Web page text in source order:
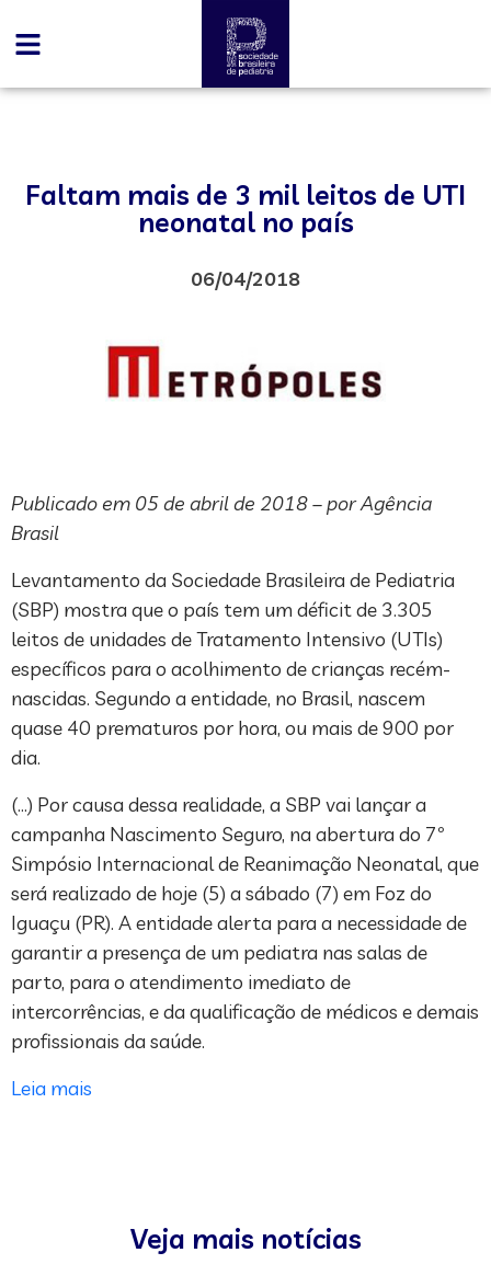
Faltam mais de 3 mil leitos de UTI
neonatal no país
06/04/2018
Publicado em 05 de abril de 2018 – por Agência
Brasil
Levantamento da Sociedade Brasileira de Pediatria
(SBP) mostra que o país tem um déficit de 3.305
leitos de unidades de Tratamento Intensivo (UTIs)
específicos para o acolhimento de crianças recém-
nascidas. Segundo a entidade, no Brasil, nascem
quase 40 prematuros por hora, ou mais de 900 por
dia.
(…) Por causa dessa realidade, a SBP vai lançar a
campanha Nascimento Seguro, na abertura do 7º
Simpósio Internacional de Reanimação Neonatal, que
será realizado de hoje (5) a sábado (7) em Foz do
Iguaçu (PR). A entidade alerta para a necessidade de
garantir a presença de um pediatra nas salas de
parto, para o atendimento imediato de
intercorrências, e da qualificação de médicos e demais
profissionais da saúde.
Leia mais
Veja mais notícias